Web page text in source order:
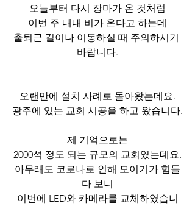
오늘부터 다시 장마가 온 것처럼
이번 주 내내 비가 온다고 하는데
출퇴근 길이나 이동하실 때 주의하시기
바랍니다.
오랜만에 설치 사례로 돌아왔는데요.
광주에 있는 교회 시공을 하고 왔습니다.
제 기억으로는
2000석 정도 되는 규모의 교회였는데요.
아무래도 코로나로 인해 모이기가 힘들
다 보니
이번에 LED와 카메라를 교체하였습니